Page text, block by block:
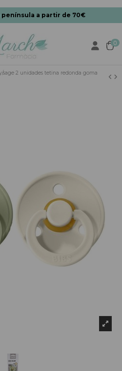
península a partir de 70€
0
sage 2 unidades tetina redonda goma